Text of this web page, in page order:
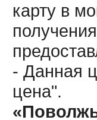
карту в
- Данная
цена".